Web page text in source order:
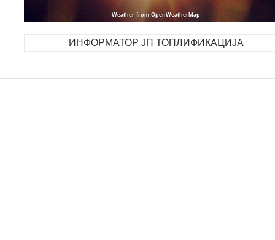
Weather from OpenWeatherMap
ИНФОРМАТОР ЈП ТОПЛИФИКАЦИЈА